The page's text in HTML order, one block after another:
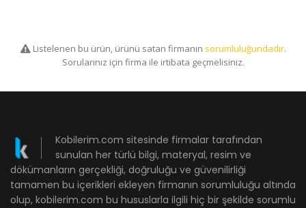
Listelenen bu ürün, ürünü satan firmanın sorumluluğundadır.
Sorularınız için firma ile irtibata geçmelisiniz.
Kobilerim.com sitesinde firmalar tarafından
sunulan her türlü bilgi, materyal, resim ve
dökümanların gerçekliği, doğruluğu ve güvenilirliği
tamamen bu içerikleri ekleyen firmanın sorumluluğu altında
olup, kobilerim.com bu hususlarla ilgili hiç bir şekilde sorumlu